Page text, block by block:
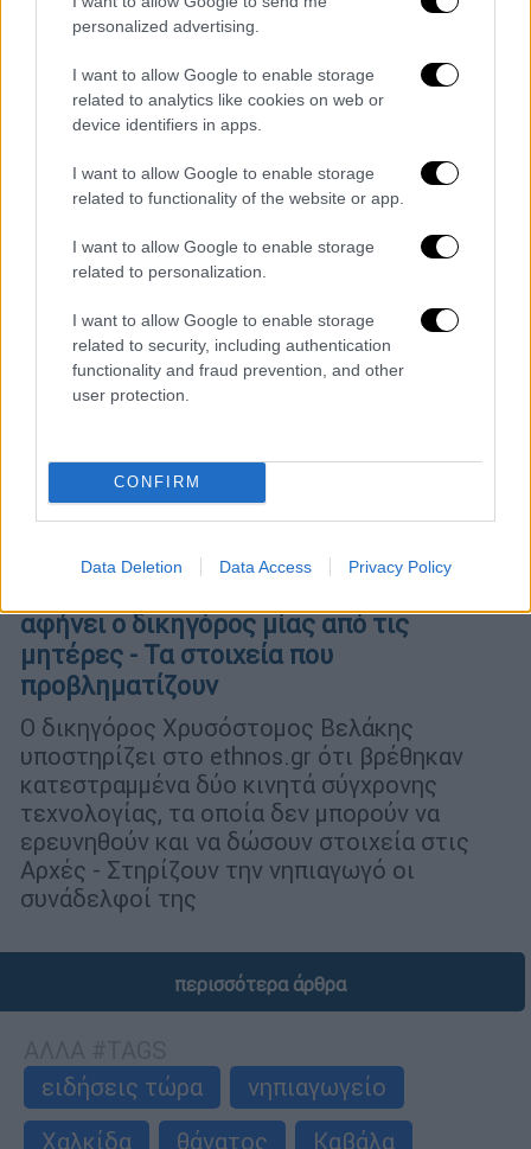
personalized advertising.
I want to allow Google to enable storage
related to analytics like cookies on web or
device identifiers in apps.
I want to allow Google to enable storage
related to functionality of the website or app.
I want to allow Google to enable storage
related to personalization.
I want to allow Google to enable storage
related to security, including authentication
functionality and fraud prevention, and other
user protection.
CONFIRM
Data Deletion Data Access Privacy Policy
εγκατέλειψε προς στιγμήν το σημείο της
παράσυρσης, αλλά στη συνέχεια επέστρεψε,
οπότε συνελήφθη στο πλαίσιο του
αυτοφώρου
Ελλάδα|31.01.2023 15:30
Νηπιαγωγός στην Καβάλα: Υπόνοιες για
αφήνει ο δικηγόρος μίας από τις
μητέρες - Τα στοιχεία που
προβληματίζουν
Ο δικηγόρος Χρυσόστομος Βελάκης
υποστηρίζει στο ethnos.gr ότι βρέθηκαν
κατεστραμμένα δύο κινητά σύγχρονης
τεχνολογίας, τα οποία δεν μπορούν να
ερευνηθούν και να δώσουν στοιχεία στις
Αρχές - Στηρίζουν την νηπιαγωγό οι
συνάδελφοί της
περισσότερα άρθρα
ειδήσεις τώρα
νηπιαγωγείο
Χαλκίδα
θάνατος Καβάλα